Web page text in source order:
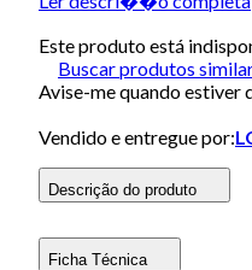
Este produto está
Buscar produtos
Avise-me quando estiver
Vendido e entregue por:
Descrição do produto
Ficha Técnica